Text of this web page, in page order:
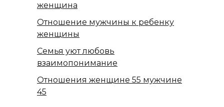
женщина
Отношение мужчины к ребенку
женщины
Семья уют любовь
взаимопонимание
Отношения женщине 55 мужчине
45